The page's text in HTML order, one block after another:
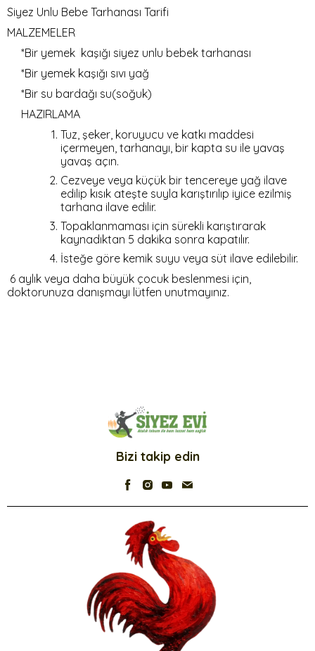
Siyez Unlu Bebe Tarhanası Tarifi
MALZEMELER
*Bir yemek kaşığı siyez unlu bebek tarhanası
*Bir yemek kaşığı sıvı yağ
*Bir su bardağı su(soğuk)
HAZIRLAMA
Tuz, şeker, koruyucu ve katkı maddesi
içermeyen, tarhanayı, bir kapta su ile yavaş
yavaş açın.
Cezveye veya küçük bir tencereye yağ ilave
edilip kısık ateşte suyla karıştırılıp iyice ezilmiş
tarhana ilave edilir.
Topaklanmaması için sürekli karıştırarak
kaynadıktan 5 dakika sonra kapatılır.
İsteğe göre kemik suyu veya süt ilave edilebilir.
6 aylık veya daha büyük çocuk beslenmesi için,
doktorunuza danışmayı lütfen unutmayınız.
Bizi takip edin